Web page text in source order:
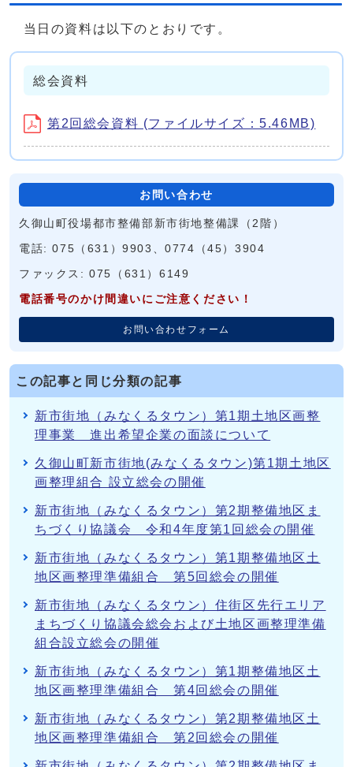
当日の資料は以下のとおりです。
総会資料
第2回総会資料 (ファイルサイズ：5.46MB)
お問い合わせ
久御山町役場都市整備部新市街地整備課（2階）
電話: 075（631）9903、0774（45）3904
ファックス: 075（631）6149
電話番号のかけ間違いにご注意ください！
お問い合わせフォーム
この記事と同じ分類の記事
新市街地（みなくるタウン）第1期土地区画整
理事業 進出希望企業の面談について
久御山町新市街地(みなくるタウン)第1期土地区
画整理組合 設立総会の開催
新市街地（みなくるタウン）第2期整備地区ま
ちづくり協議会 令和4年度第1回総会の開催
新市街地（みなくるタウン）第1期整備地区土
地区画整理準備組合 第5回総会の開催
新市街地（みなくるタウン）住街区先行エリア
まちづくり協議会総会および土地区画整理準備
組合設立総会の開催
新市街地（みなくるタウン）第1期整備地区土
地区画整理準備組合 第4回総会の開催
新市街地（みなくるタウン）第2期整備地区土
地区画整理準備組合 第2回総会の開催